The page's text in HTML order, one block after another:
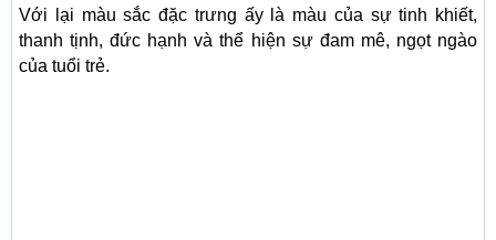
Với lại màu sắc đặc trưng ấy là màu của sự tinh khiết,
thanh tịnh, đức hạnh và thể hiện sự đam mê, ngọt ngào
của tuổi trẻ.